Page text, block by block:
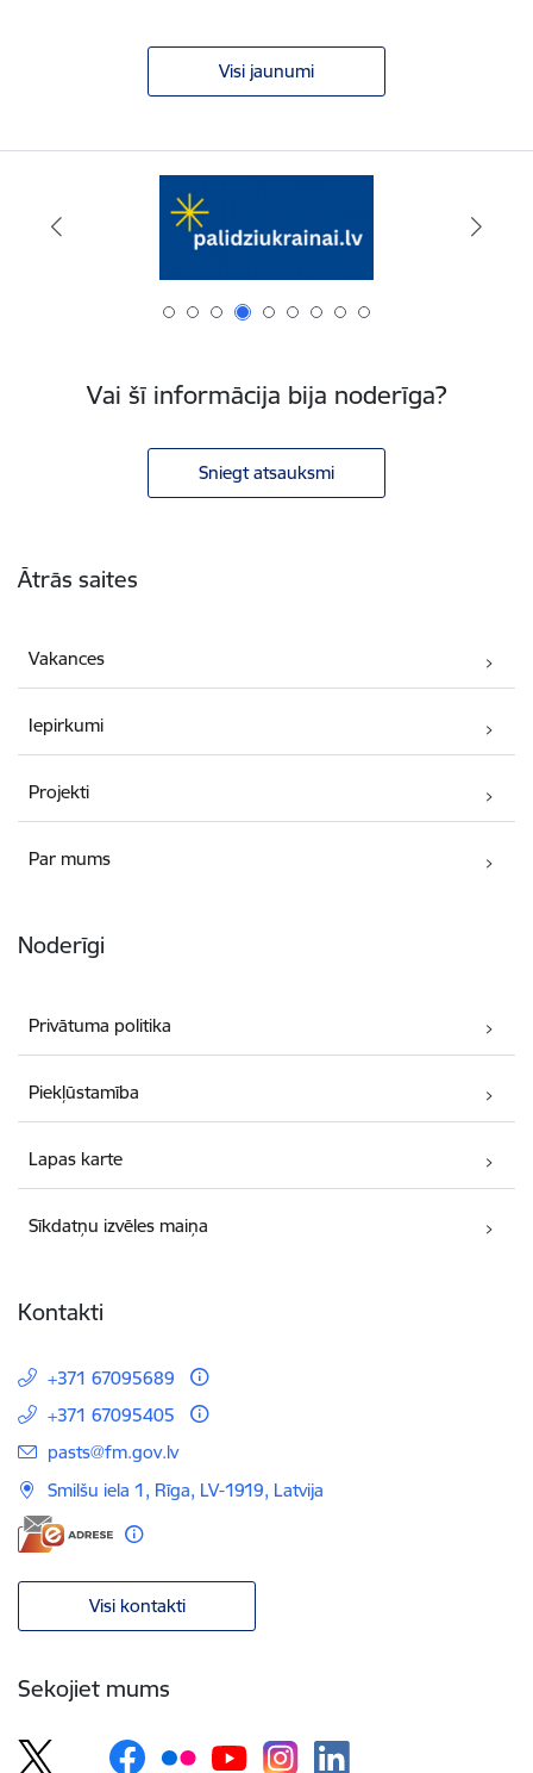
Visi jaunumi
Vai šī informācija bija noderīga?
Sniegt atsauksmi
Ātrās saites
Vakances
Iepirkumi
Projekti
Par mums
Noderīgi
Privātuma politika
Piekļūstamība
Lapas karte
Sīkdatņu izvēles maiņa
Kontakti
+371 67095689
+371 67095405
E-pasts:
pasts@fm.gov.lv
Smilšu iela 1, Rīga, LV-1919, Latvija
Visi kontakti
Sekojiet mums